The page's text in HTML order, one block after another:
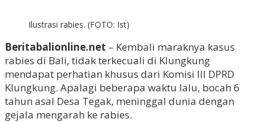
Ilustrasi rabies. (FOTO: Ist)
Beritabalionline.net – Kembali maraknya kasus
rabies di Bali, tidak terkecuali di Klungkung
mendapat perhatian khusus dari Komisi III DPRD
Klungkung. Apalagi beberapa waktu lalu, bocah 6
tahun asal Desa Tegak, meninggal dunia dengan
gejala mengarah ke rabies.